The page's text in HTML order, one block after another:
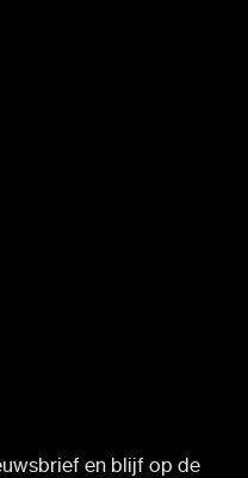
en blijf op de